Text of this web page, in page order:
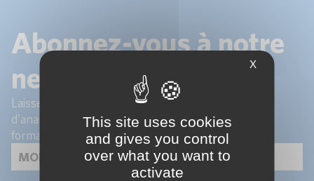
Abonnez-vous à notre
newsletter !
Laissez-nous votre email pour recevoir les articles
d'analyse de nos experts et les actualités de nos
formations.
X
This site uses cookies
and gives you control
over what you want to
activate